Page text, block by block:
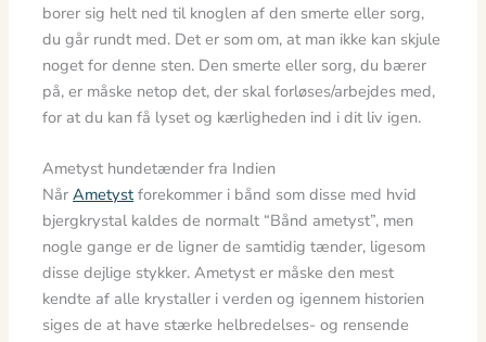
borer sig helt ned til knoglen af den smerte eller sorg,
du går rundt med. Det er som om, at man ikke kan skjule
noget for denne sten. Den smerte eller sorg, du bærer
på, er måske netop det, der skal forløses/arbejdes med,
for at du kan få lyset og kærligheden ind i dit liv igen.
Ametyst hundetænder fra Indien
NårAmetyst forekommer i bånd som disse med hvid
bjergkrystal kaldes de normalt “Bånd ametyst”, men
nogle gange er de ligner de samtidig tænder, ligesom
disse dejlige stykker. Ametyst er måske den mest
kendte af alle krystaller i verden og igennem historien
siges de at have stærke helbredelses- og rensende